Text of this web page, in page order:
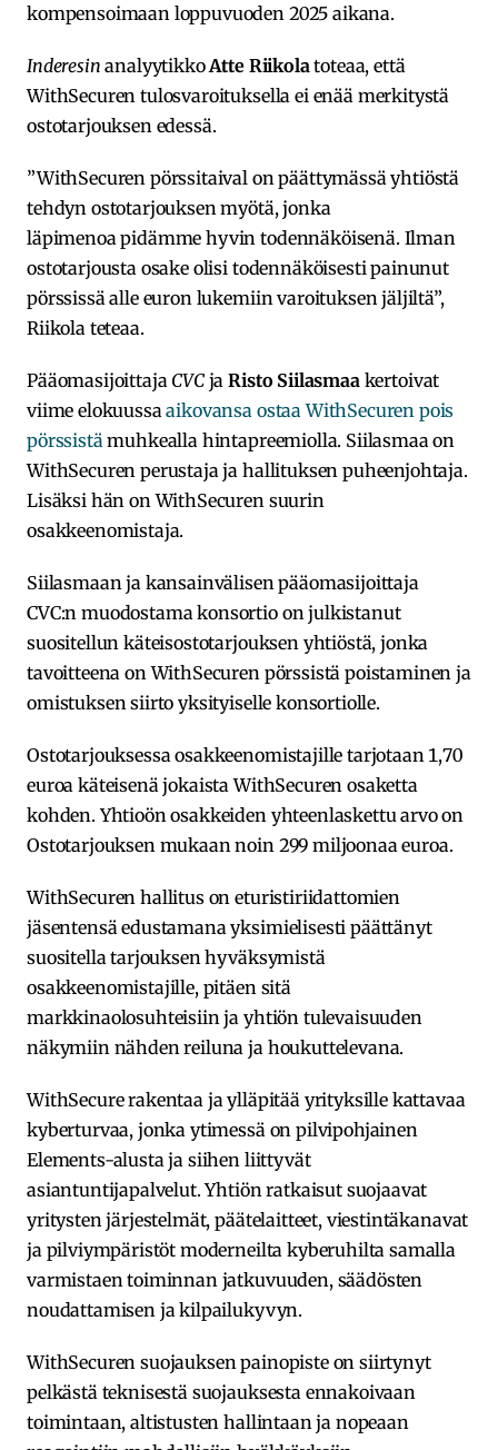
kompensoimaan loppuvuoden 2025 aikana.
Inderesin analyytikkoAtte Riikolatoteaa, että
WithSecuren tulosvaroituksella ei enää merkitystä
ostotarjouksen edessä.
”WithSecuren pörssitaival on päättymässä yhtiöstä
tehdyn ostotarjouksen myötä, jonka
läpimenoa pidämme hyvin todennäköisenä. Ilman
ostotarjousta osake olisi todennäköisesti painunut
pörssissä alle euron lukemiin varoituksen jäljiltä”,
Riikola teteaa.
Pääomasijoittaja CVCjaRisto Siilasmaa kertoivat
viime elokuussaaikovansa ostaa WithSecuren pois
pörssistä muhkealla hintapreemiolla. Siilasmaa on
WithSecuren perustaja ja hallituksen puheenjohtaja.
Lisäksi hän on WithSecuren suurin
osakkeenomistaja.
Siilasmaan ja kansainvälisen pääomasijoittaja
CVC:n muodostama konsortio on julkistanut
suositellun käteisostotarjouksen yhtiöstä, jonka
tavoitteena on WithSecuren pörssistä poistaminen ja
omistuksen siirto yksityiselle konsortiolle.
Ostotarjouksessa osakkeenomistajille tarjotaan 1,70
euroa käteisenä jokaista WithSecuren osaketta
kohden. Yhtioön osakkeiden yhteenlaskettu arvo on
Ostotarjouksen mukaan noin 299 miljoonaa euroa.
WithSecuren hallitus on eturistiriidattomien
jäsentensä edustamana yksimielisesti päättänyt
suositella tarjouksen hyväksymistä
osakkeenomistajille, pitäen sitä
markkinaolosuhteisiin ja yhtiön tulevaisuuden
näkymiin nähden reiluna ja houkuttelevana.
WithSecure rakentaa ja ylläpitää yrityksille kattavaa
kyberturvaa, jonka ytimessä on pilvipohjainen
Elements-alusta ja siihen liittyvät
asiantuntijapalvelut. Yhtiön ratkaisut suojaavat
yritysten järjestelmät, päätelaitteet, viestintäkanavat
ja pilviympäristöt moderneilta kyberuhilta samalla
varmistaen toiminnan jatkuvuuden, säädösten
noudattamisen ja kilpailukyvyn.
WithSecuren suojauksen painopiste on siirtynyt
pelkästä teknisestä suojauksesta ennakoivaan
toimintaan, altistusten hallintaan ja nopeaan